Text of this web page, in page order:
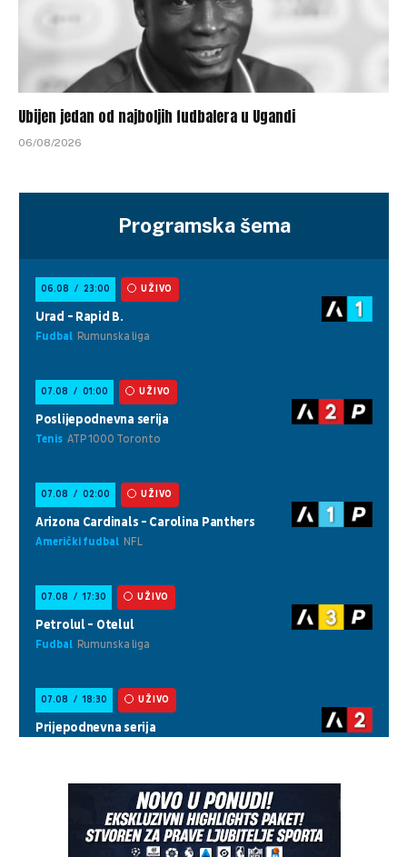
Ubijen jedan od najboljih fudbalera u Ugandi
06/08/2026
Programska šema